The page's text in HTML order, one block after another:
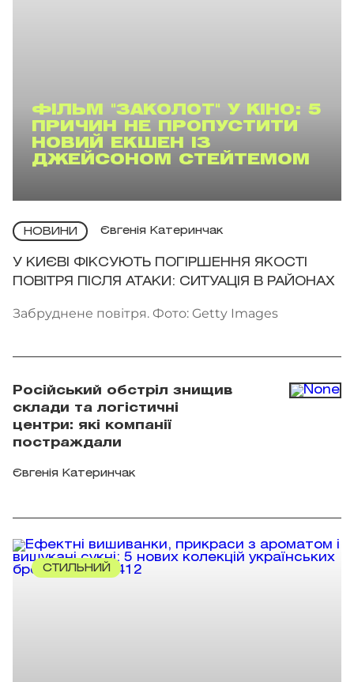
ФІЛЬМ "ЗАКОЛОТ" У КІНО: 5
ПРИЧИН НЕ ПРОПУСТИТИ
НОВИЙ ЕКШЕН ІЗ
ДЖЕЙСОНОМ СТЕЙТЕМОМ
НОВИНИ Євгенія Катеринчак
У КИЄВІ ФІКСУЮТЬ ПОГІРШЕННЯ ЯКОСТІ
ПОВІТРЯ ПІСЛЯ АТАКИ: СИТУАЦІЯ В РАЙОНАХ
Забруднене повітря. Фото: Getty Images
Російський обстріл знищив
склади та логістичні
центри: які компанії
постраждали
Євгенія Катеринчак
СТИЛЬНИЙ